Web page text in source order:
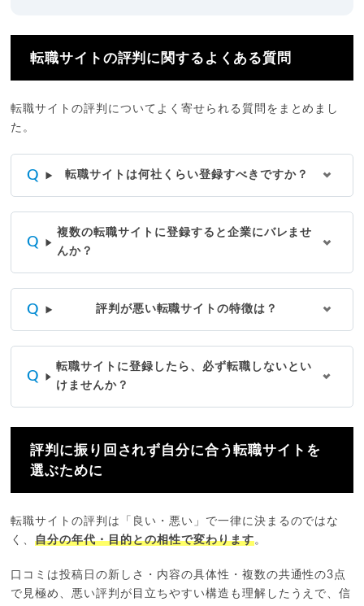
転職サイトの評判に関するよくある質問
転職サイトの評判についてよく寄せられる質問をまとめまし
た。
転職サイトは何社くらい登録すべきですか？
複数の転職サイトに登録すると企業にバレませ
んか？
評判が悪い転職サイトの特徴は？
転職サイトに登録したら、必ず転職しないとい
けませんか？
評判に振り回されず自分に合う転職サイトを
選ぶために
転職サイトの評判は「良い・悪い」で一律に決まるのではな
く、自分の年代・目的との相性で変わります。
口コミは投稿日の新しさ・内容の具体性・複数の共通性の3点
で見極め、悪い評判が目立ちやすい構造も理解したうえで、信